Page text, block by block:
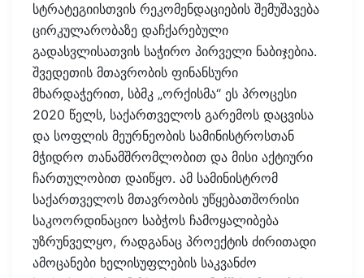
სტრატეგიისთვის რეკომენდაციების შემუშავება
ცირკულარობაზე დაჩქარებული
გადასვლისათვის საჭირო პირველი ნაბიჯებია.
შვედეთის მთავრობის ფინანსური
მხარდაჭერით, სბმკ „ორქისმა“ ეს პროცესი
2020 წელს, საქართველოს გარემოს დაცვისა
და სოფლის მეურნეობის სამინისტროსთან
მჭიდრო თანამშრომლობით და მისი აქტიური
ჩართულობით დაიწყო. ამ სამინისტრომ
საქართველოს მთავრობის უწყებათშორისი
საკოორდინაციო საბჭოს ჩამოყალიბება
უზრუნველყო, რადგანაც პროექტის ძირითადი
ამოცანები ხელისუფლების საკვანძო